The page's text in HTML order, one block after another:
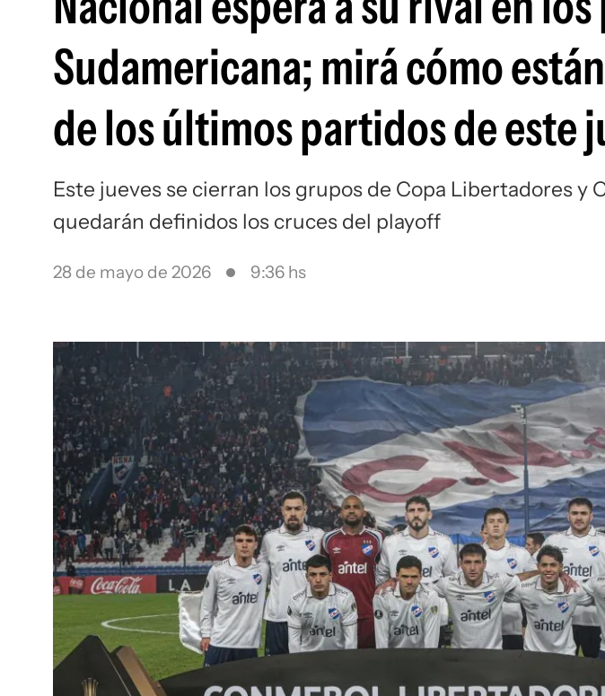
Sudamericana; mirá cómo
de los últimos partidos de este
Este jueves se cierran los grupos de Copa Libertadores y
quedarán definidos los cruces del playoff
28 de mayo de 2026 9:36 hs